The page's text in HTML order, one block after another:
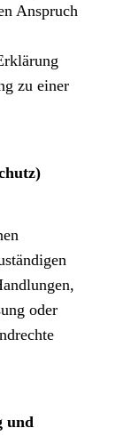
Anspruch
zu einer
oder
und